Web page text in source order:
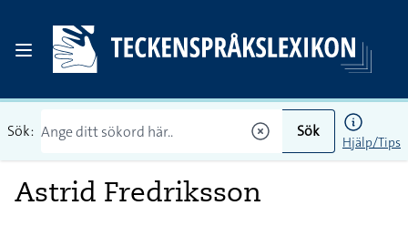
Sök: Sök
Hjälp/Tips
Astrid Fredriksson